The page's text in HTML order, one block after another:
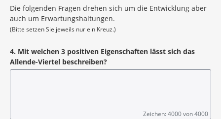
Basemap
Die folgenden Fragen drehen sich um die Entwicklung aber
auch um Erwartungshaltungen.
(Bitte setzen Sie jeweils nur ein Kreuz.)
4. Mit welchen 3 positiven Eigenschaften lässt sich das
Allende-Viertel beschreiben?
Zeichen: 4000 von 4000